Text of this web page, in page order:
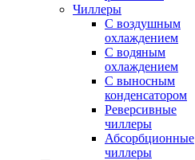
Чиллеры
С воздушным
охлаждением
С водяным
охлаждением
С выносным
конденсатором
Реверсивные
чиллеры
Абсорбционные
чиллеры